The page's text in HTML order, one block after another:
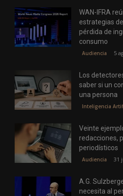
WAN-IFRA
estrategias
pérdida de
consumo
Audiencia 5
Los
saber si un
una persona
Inteligencia
Veinte
redacciones,
periodísticos
Audiencia 31
A.G.
necesita al